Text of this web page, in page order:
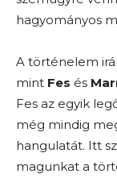
hagyományos
A történelem
mint Fes és
Fes az egyik
még mindig
hangulatát. Itt
magunkat a